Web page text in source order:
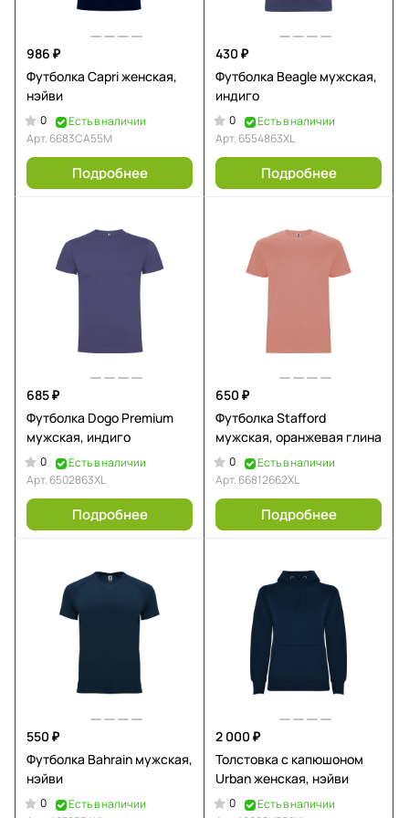
986 ₽
Футболка Capri женская,
нэйви
0
Есть в наличии
Арт. 6683CA55M
Подробнее
430 ₽
Футболка Beagle мужская,
индиго
0
Есть в наличии
Арт. 6554863XL
Подробнее
685 ₽
Футболка Dogo Premium
мужская, индиго
0
Есть в наличии
Арт. 6502863XL
Подробнее
650 ₽
Футболка Stafford
мужская, оранжевая глина
0
Есть в наличии
Арт. 66812662XL
Подробнее
550 ₽
Футболка Bahrain мужская,
нэйви
0
Есть в наличии
2 000 ₽
Толстовка с капюшоном
Urban женская, нэйви
0
Есть в наличии